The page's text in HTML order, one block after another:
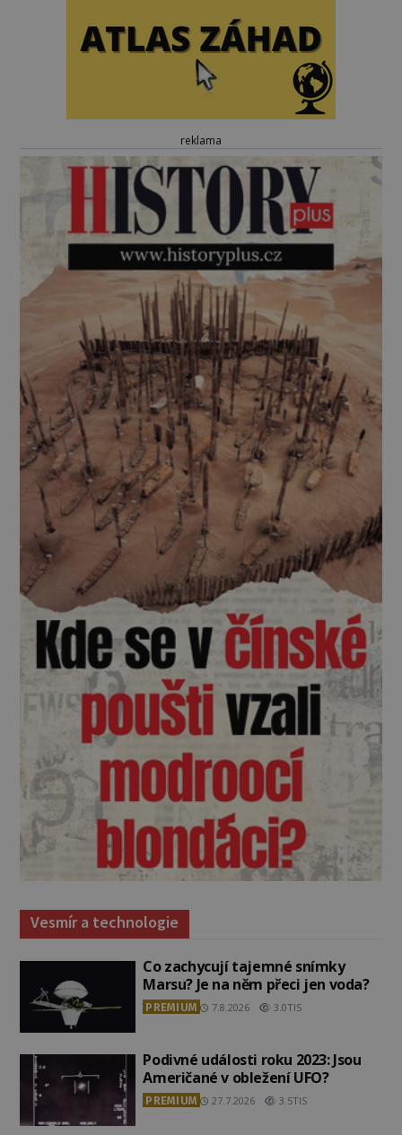
reklama
Vesmír a technologie
Co zachycují tajemné snímky
Marsu? Je na něm přeci jen voda?
PREMIUM 7.8.2026 3.0TIS
Podivné události roku 2023: Jsou
Američané v obležení UFO?
PREMIUM 27.7.2026 3.5TIS